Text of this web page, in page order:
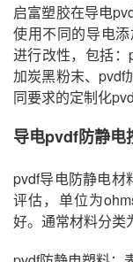
启富塑胶在导电
使用不同的导电
进行改性，包括
加炭黑粉末、pvdf
同要求的定制化
导电pvdf防静电
pvdf导电防静电材
评估，单位为
好。通常材料分类